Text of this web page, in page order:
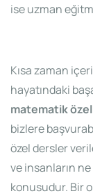
ise uzman
Kısa zaman
hayatındaki
matematik
bizlere
özel dersler
ve insanların
konusudur. Bir